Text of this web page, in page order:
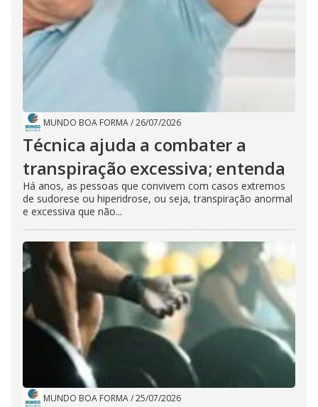
MUNDO BOA FORMA/26/07/2026
Técnica ajuda a combater a
transpiração excessiva; entenda
Há anos, as pessoas que convivem com casos extremos
de sudorese ou hiperidrose, ou seja, transpiração anormal
e excessiva que não...
MUNDO BOA FORMA/25/07/2026